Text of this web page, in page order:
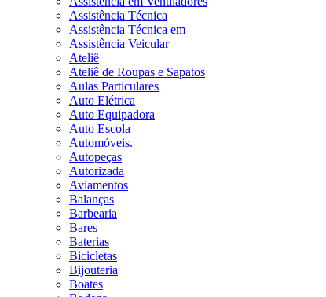
Assistência Técnica
Assistência Técnica em
Assistência Veicular
Ateliê
Ateliê de Roupas e Sapatos
Aulas Particulares
Auto Elétrica
Auto Equipadora
Auto Escola
Automóveis.
Autopeças
Autorizada
Aviamentos
Balanças
Barbearia
Bares
Baterias
Bicicletas
Bijouteria
Boates